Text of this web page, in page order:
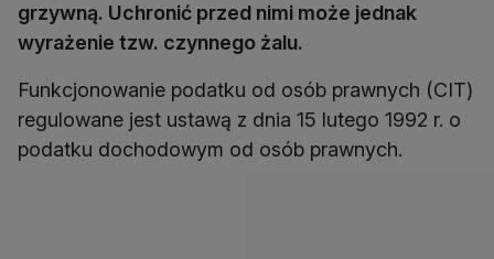
grzywną. Uchronić przed nimi może jednak
wyrażenie tzw. czynnego żalu.
Funkcjonowanie podatku od osób prawnych (CIT)
regulowane jest ustawą z dnia 15 lutego 1992 r. o
podatku dochodowym od osób prawnych.